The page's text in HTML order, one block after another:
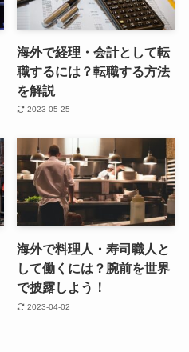
海外で経理・会計として転
職するには？転職する方法
を解説
2023-05-25
海外で料理人・寿司職人と
して働くには？腕前を世界
で披露しよう！
2023-04-02